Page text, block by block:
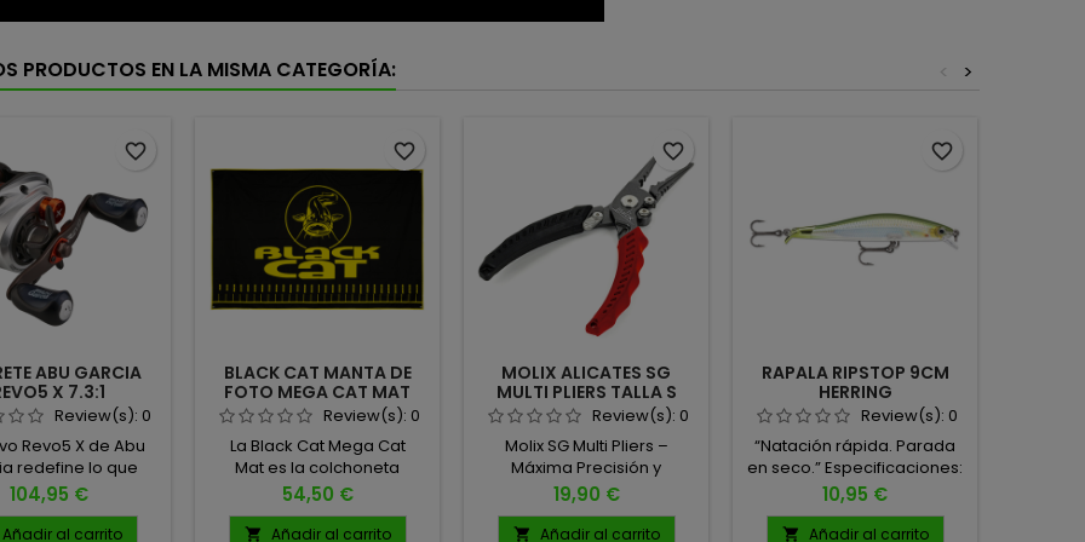
PRODUCTOS EN LA MISMA CATEGORÍA: >
<
ABU GARCIA
X 7.3:1
Review(s): 0
Revo5 X de Abu
redefine lo que
pescar con un
baitcaster de alto
Rediseñado
Precio
104,95 €
Añadir al carrito
favorite_border
BLACK CAT MANTA DE
FOTO MEGA CAT MAT
Review(s): 0
La Black Cat Mega Cat
Mat es la colchoneta
definitiva para pescadores
de siluro que
buscan máxima protección
Precio
54,50 €
 Añadir al carrito
favorite_border
MOLIX ALICATES SG
MULTI PLIERS TALLA S
BLACK REDReview(s): 0
Molix SG Multi Pliers –
Máxima Precisión y
Durabilidad para el
Pescador Técnico La SG
Multi Pliers de Molix es una
Precio
19,90 €
 Añadir al carrito
favorite_border
RAPALA RIPSTOP 9CM
HERRING
Review(s): 0
“Natación rápida. Parada
en seco.” Especificaciones:
● Profundidad: 0.9 - 1.2 m ●
Tamaño cuerpo: 9 cm ●
Peso: 7 g ● Anzuelos: Nº 6
Precio
10,95 €
 Añadir al carrito
favorite_border